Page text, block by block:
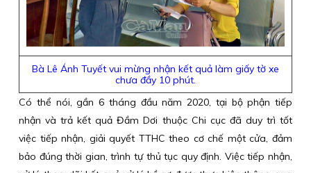
Bà Lê Ánh Tuyết vui mừng nhận kết quả làm giấy tờ xe
chưa đầy 10 phút.
Có thể nói, gần 6 tháng đầu năm 2020, tại bộ phận tiếp
nhận và trả kết quả Đầm Dơi thuộc Chi cục đã duy trì tốt
việc tiếp nhận, giải quyết TTHC theo cơ chế một cửa, đảm
bảo đúng thời gian, trình tự thủ tục quy định. Việc tiếp nhận,